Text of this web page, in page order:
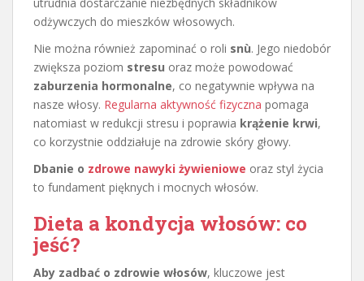
odżywczych do mieszków włosowych.
Nie można również zapominać o roli snù. Jego niedobór
zwiększa poziom stresu oraz może powodować
zaburzenia hormonalne, co negatywnie wpływa na
nasze włosy. Regularna aktywność fizyczna pomaga
natomiast w redukcji stresu i poprawia krążenie krwi,
co korzystnie oddziałuje na zdrowie skóry głowy.
Dbanie o zdrowe nawyki żywieniowe oraz styl życia
to fundament pięknych i mocnych włosów.
Dieta a kondycja włosów: co
jeść?
Aby zadbać o zdrowie włosów, kluczowe jest